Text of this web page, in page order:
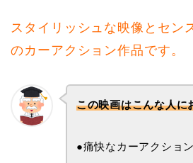
スタイリッシュな映像とセン
のカーアクション作品です。
この映画はこんな人に
●痛快なカーアクショ